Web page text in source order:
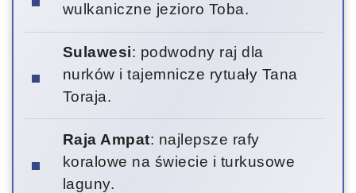
wulkaniczne jezioro Toba.
Sulawesi: podwodny raj dla
nurków i tajemnicze rytuały Tana
Toraja.
Raja Ampat: najlepsze rafy
koralowe na świecie i turkusowe
laguny.